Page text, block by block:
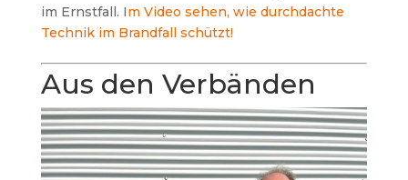
im Ernstfall. Im Video sehen, wie durchdachte
Technik im Brandfall schützt!
Aus den Verbänden